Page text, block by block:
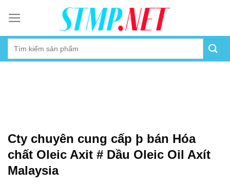
content
Cty chuyên cung cấp þ bán Hóa
chất Oleic Axit # Dầu Oleic Oil Axít
Malaysia